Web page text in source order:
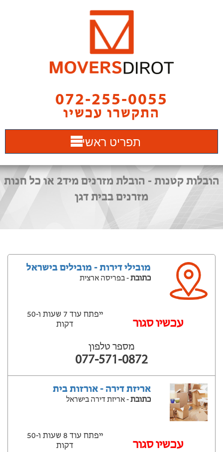
072-255-0055
התקשרו עכשיו
תפריט ראשי
הובלות קטנות - הובלת מזרנים מיד2 או כל חנות
מזרנים בבית דגן
מובילי דירות - מובילים בישראל
כתובת- בפריסה ארצית
עכשיו סגור
ייפתח עוד 7 שעות ‫ו-50
דקות
מספר טלפון
077-571-0872
אריזת דירה - אורזות בית
כתובת- אריזת דירה בישראל
עכשיו סגור
ייפתח עוד 8 שעות ‫ו-50
דקות